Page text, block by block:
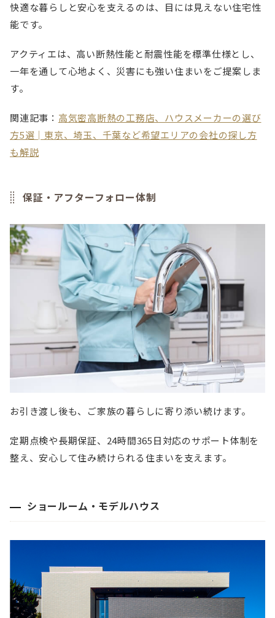
快適な暮らしと安心を支えるのは、目には見えない住宅性
能です。
アクティエは、高い断熱性能と耐震性能を標準仕様とし、
一年を通して心地よく、災害にも強い住まいをご提案しま
す。
関連記事： 高気密高断熱の工務店、ハウスメーカーの選び
方5選│東京、埼玉、千葉など希望エリアの会社の探し方
も解説
保証・アフターフォロー体制
お引き渡し後も、ご家族の暮らしに寄り添い続けます。
定期点検や長期保証、24時間365日対応のサポート体制を
整え、安心して住み続けられる住まいを支えます。
ショールーム・モデルハウス